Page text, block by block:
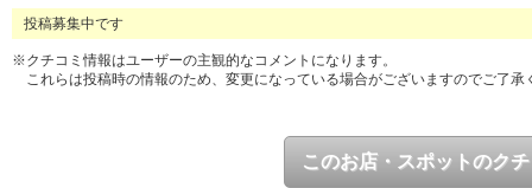
投稿募集中です
※クチコミ情報はユーザーの主観的なコメントになります。
これらは投稿時の情報のため、変更になっている場合がございますのでご了承
このお店・スポットのク